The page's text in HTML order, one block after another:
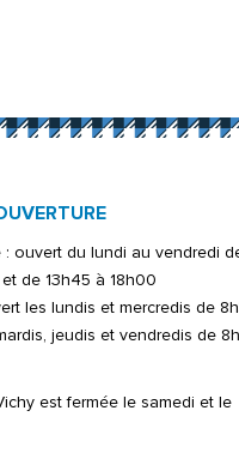
onglet)
nouvel onglet)
: ouvert du lundi au vendredi
de 13h45 à 18h00
les lundis et mercredis de
jeudis et vendredis de
est fermée le samedi et le